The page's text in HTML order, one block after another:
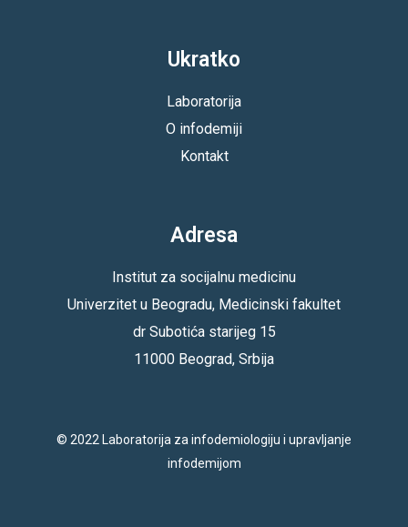
Ukratko
Laboratorija
O infodemiji
Kontakt
Adresa
Institut za socijalnu medicinu
Univerzitet u Beogradu, Medicinski fakultet
dr Subotića starijeg 15
11000 Beograd, Srbija
© 2022 Laboratorija za infodemiologiju i upravljanje
infodemijom